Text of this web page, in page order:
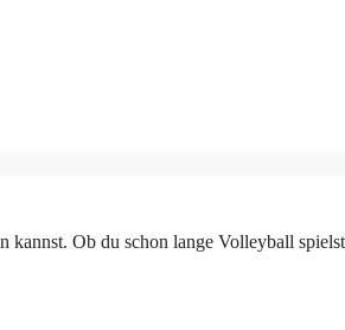
Ob du schon lange Volleyball